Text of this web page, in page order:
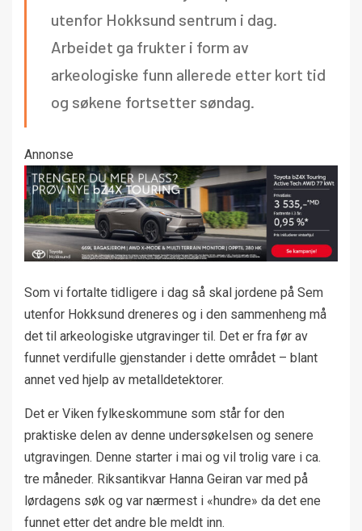
utenfor Hokksund sentrum i dag.
Arbeidet ga frukter i form av
arkeologiske funn allerede etter kort tid
og søkene fortsetter søndag.
Annonse
Som vi fortalte tidligere i dag så skal jordene på Sem
utenfor Hokksund dreneres og i den sammenheng må
det til arkeologiske utgravinger til. Det er fra før av
funnet verdifulle gjenstander i dette området – blant
annet ved hjelp av metalldetektorer.
Det er Viken fylkeskommune som står for den
praktiske delen av denne undersøkelsen og senere
utgravingen. Denne starter i mai og vil trolig vare i ca.
tre måneder. Riksantikvar Hanna Geiran var med på
lørdagens søk og var nærmest i «hundre» da det ene
funnet etter det andre ble meldt inn.